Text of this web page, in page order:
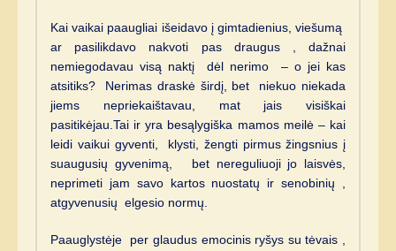
Kai vaikai paaugliai išeidavo į gimtadienius, viešumą
ar pasilikdavo nakvoti pas draugus , dažnai
nemiegodavau visą naktį dėl nerimo – o jei kas
atsitiks? Nerimas draskė širdį, bet niekuo niekada
jiems nepriekaištavau, mat jais visiškai
pasitikėjau.Tai ir yra besąlygiška mamos meilė – kai
leidi vaikui gyventi, klysti, žengti pirmus žingsnius į
suaugusių gyvenimą, bet nereguliuoji jo laisvės,
neprimeti jam savo kartos nuostatų ir senobinių ,
atgyvenusių elgesio normų.
Paauglystėje per glaudus emocinis ryšys su tėvais ,